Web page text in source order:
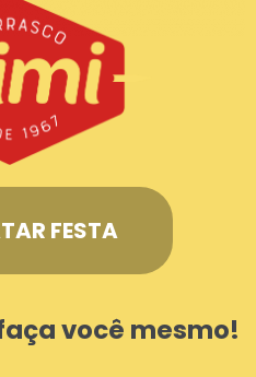
você mesmo!
FESTA